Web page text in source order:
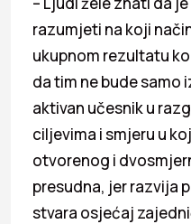
razumjeti na koji
ukupnom rezultatu
da tim ne bude samo
aktivan učesnik u
ciljevima i smjeru u
otvorenog i
presudna, jer razvija
stvara osjećaj